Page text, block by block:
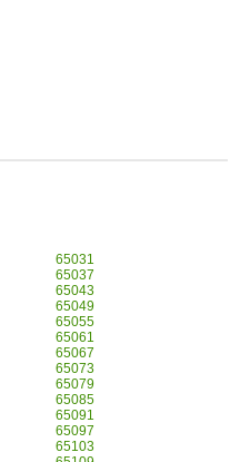
65031
65037
65043
65049
65055
65061
65067
65073
65079
65085
65091
65097
65103